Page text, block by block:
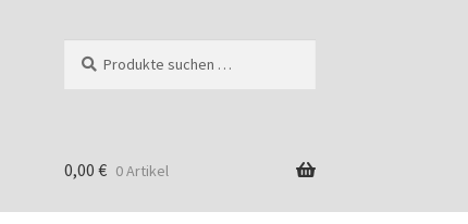
nach:
0,00 € 0 Artikel